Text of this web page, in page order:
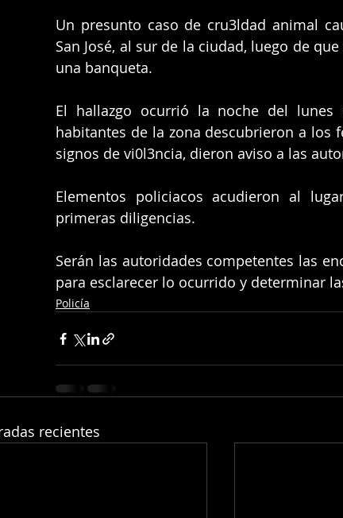
Un presunto caso de cru3ldad animal
San José, al sur de la ciudad, luego de
una banqueta.
El hallazgo ocurrió la noche del
habitantes de la zona descubrieron a los
signos de vi0l3ncia, dieron aviso a las
Elementos policiacos acudieron al
primeras diligencias.
Serán las autoridades competentes las
para esclarecer lo ocurrido y determinar
Policía
recientes